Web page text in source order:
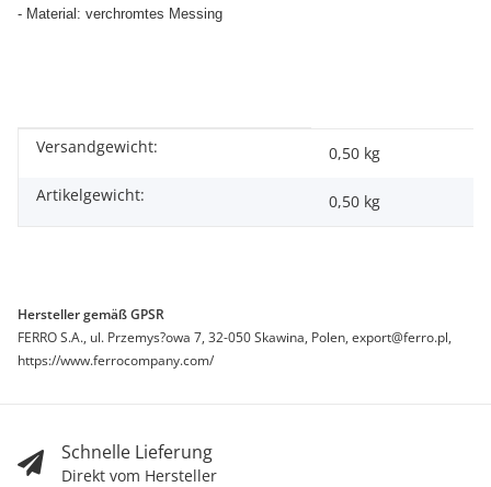
- Material: verchromtes Messing
Produkteigenschaft
Wert
Versandgewicht:
0,50 kg
Artikelgewicht:
0,50 kg
Hersteller gemäß GPSR
FERRO S.A., ul. Przemys?owa 7, 32-050 Skawina, Polen, export@ferro.pl,
https://www.ferrocompany.com/
Schnelle Lieferung
Direkt vom Hersteller